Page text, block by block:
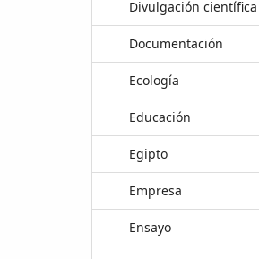
Divulgación científica
Documentación
Ecología
Educación
Egipto
Empresa
Ensayo